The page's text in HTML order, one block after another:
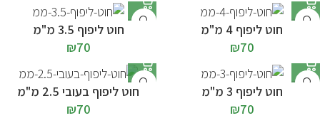
חוט ליפוף 4 מ"מ
₪70
חוט ליפוף 3.5 מ"מ
₪70
חוט ליפוף 3 מ"מ
₪70
חוט ליפוף בעובי 2.5 מ"מ
₪70